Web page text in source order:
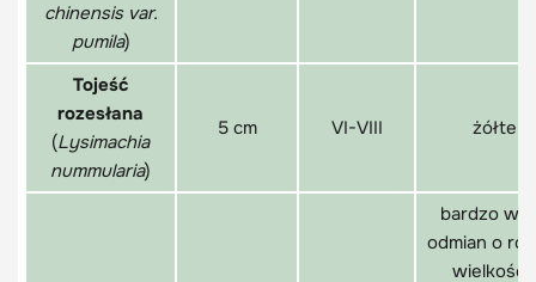
chinensis var.
pumila)
Tojeść
rozesłana
(Lysimachia
nummularia)
5 cm VI-VIII żółte
bardzo
odmian o
wielkości i